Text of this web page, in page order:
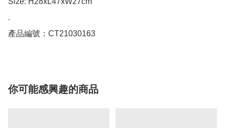
.
產品編號：CT21030163
你可能感興趣的商品